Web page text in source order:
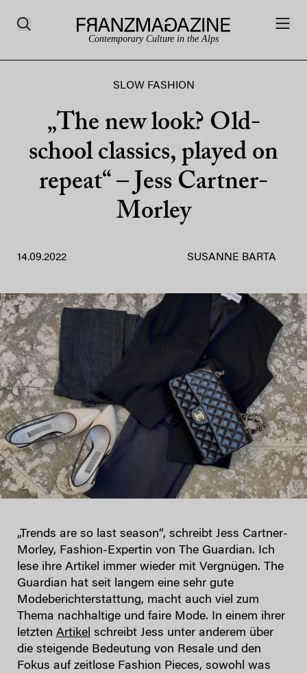
Contemporary Culture in the Alps
SLOW FASHION
„The new look? Old-
school classics, played on
repeat“ – Jess Cartner-
Morley
14.09.2022 SUSANNE BARTA
„Trends are so last season“, schreibt Jess Cartner-
Morley, Fashion-Expertin von The Guardian. Ich
lese ihre Artikel immer wieder mit Vergnügen. The
Guardian hat seit langem eine sehr gute
Modeberichterstattung, macht auch viel zum
Thema nachhaltige und faire Mode. In einem ihrer
letzten Artikel schreibt Jess unter anderem über
die steigende Bedeutung von Resale und den
Fokus auf zeitlose Fashion Pieces, sowohl was